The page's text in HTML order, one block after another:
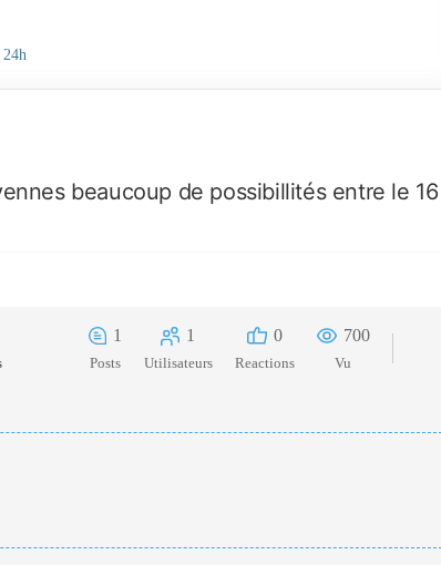
24h
beaucoup de possibillités entre le 16
1
Posts
1
Utilisateurs
0
Reactions
700
Vu